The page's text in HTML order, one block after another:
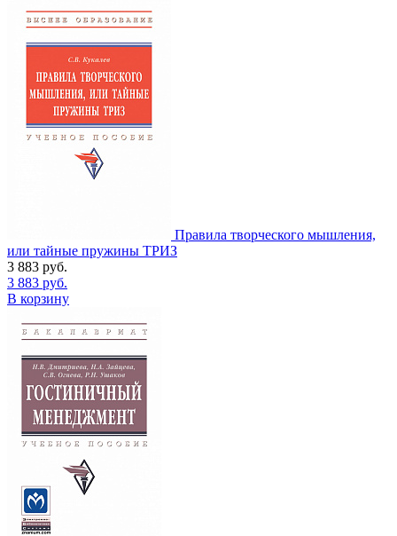
Правила творческого мышления,
или тайные пружины ТРИЗ
3 883 руб.
3 883 руб.
В корзину